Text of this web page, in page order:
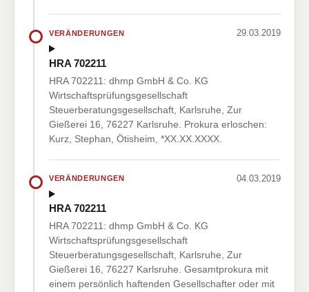
VERÄNDERUNGEN 29.03.2019
HRA 702211
HRA 702211: dhmp GmbH & Co. KG
Wirtschaftsprüfungsgesellschaft
Steuerberatungsgesellschaft, Karlsruhe, Zur
Gießerei 16, 76227 Karlsruhe. Prokura erloschen:
Kurz, Stephan, Ötisheim, *XX.XX.XXXX.
VERÄNDERUNGEN 04.03.2019
HRA 702211
HRA 702211: dhmp GmbH & Co. KG
Wirtschaftsprüfungsgesellschaft
Steuerberatungsgesellschaft, Karlsruhe, Zur
Gießerei 16, 76227 Karlsruhe. Gesamtprokura mit
einem persönlich haftenden Gesellschafter oder mit